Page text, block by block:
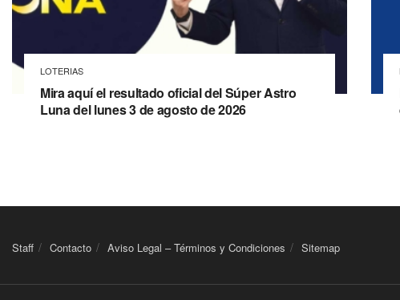
LOTERIAS
Mira aquí el resultado oficial del Súper Astro
Luna del lunes 3 de agosto de 2026
Staff Contacto Aviso Legal – Términos y Condiciones Sitemap